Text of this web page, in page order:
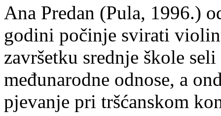
Ana Predan (Pula, 1996.)
godini počinje svirati
završetku srednje škole
međunarodne odnose, a
pjevanje pri tršćanskom